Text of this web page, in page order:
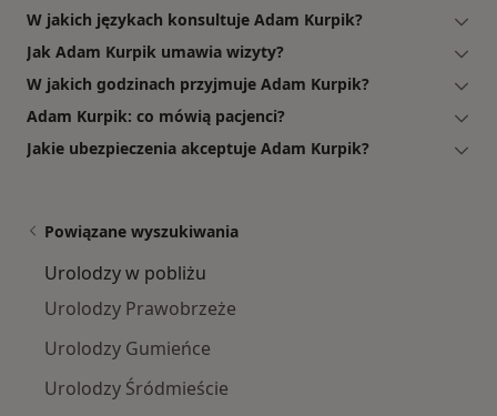
W jakich językach konsultuje Adam Kurpik?
Jak Adam Kurpik umawia wizyty?
W jakich godzinach przyjmuje Adam Kurpik?
Adam Kurpik: co mówią pacjenci?
Jakie ubezpieczenia akceptuje Adam Kurpik?
Powiązane wyszukiwania
Urolodzy w pobliżu
Urolodzy Prawobrzeże
Urolodzy Gumieńce
Urolodzy Śródmieście